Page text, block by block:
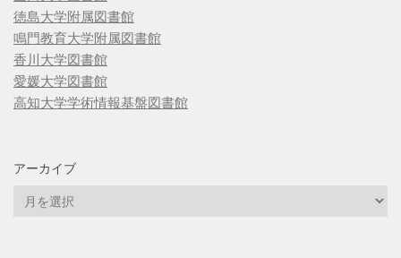
徳島大学附属図書館
鳴門教育大学附属図書館
香川大学図書館
愛媛大学図書館
高知大学学術情報基盤図書館
アーカイブ